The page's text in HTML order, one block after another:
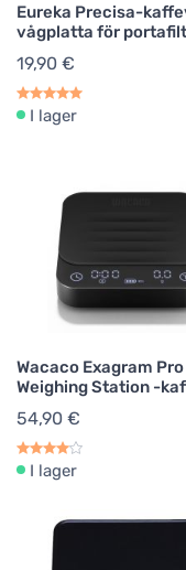
Eureka Precisa-
vågplatta för
19,90 €
I lager
Wacaco Exagram
Weighing Station -
54,90 €
I lager